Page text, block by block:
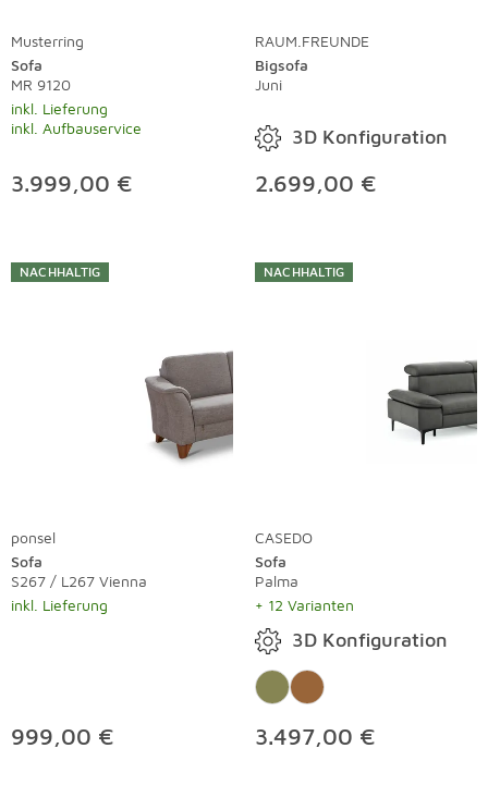
Musterring
Sofa
MR 9120
inkl. Lieferung
inkl. Aufbauservice
3.999,00 €
RAUM.FREUNDE
Bigsofa
Juni
3D Konfiguration
2.699,00 €
NACHHALTIG
ponsel
Sofa
S267 / L267 Vienna
inkl. Lieferung
999,00 €
NACHHALTIG
CASEDO
Sofa
Palma
+ 12 Varianten
3D Konfiguration
3.497,00 €